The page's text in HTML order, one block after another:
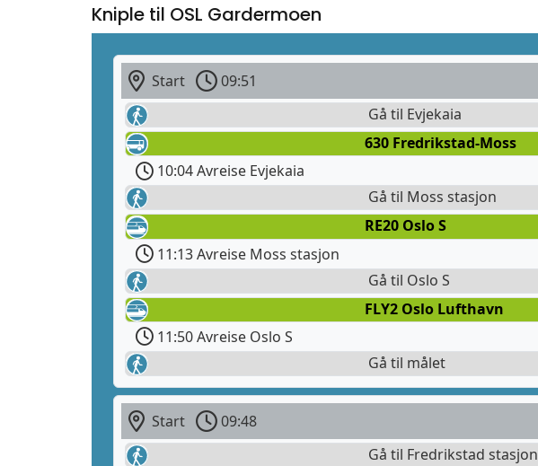
Kniple til OSL Gardermoen
Start 09:51
Gå til Evjekaia
630 Fredrikstad-Moss
10:04 Avreise Evjekaia
Gå til Moss stasjon
RE20 Oslo S
11:13 Avreise Moss stasjon
Gå til Oslo S
FLY2 Oslo Lufthavn
11:50 Avreise Oslo S
Gå til målet
Start 09:48
Gå til Fredrikstad stasjon